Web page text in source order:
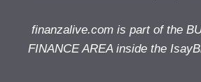
finanzalive.com is part of the
FINANCE AREA inside the